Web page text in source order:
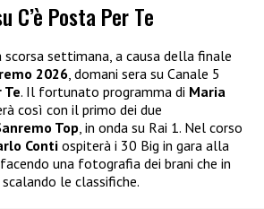
C’è Posta Per Te
settimana, a causa della finale
2026 , domani sera su Canale 5
Te. Il fortunato programma di Maria
così con il primo dei due
Top , in onda su Rai 1. Nel corso
Conti ospiterà i 30 Big in gara alla
una fotografia dei brani che in
le classifiche.